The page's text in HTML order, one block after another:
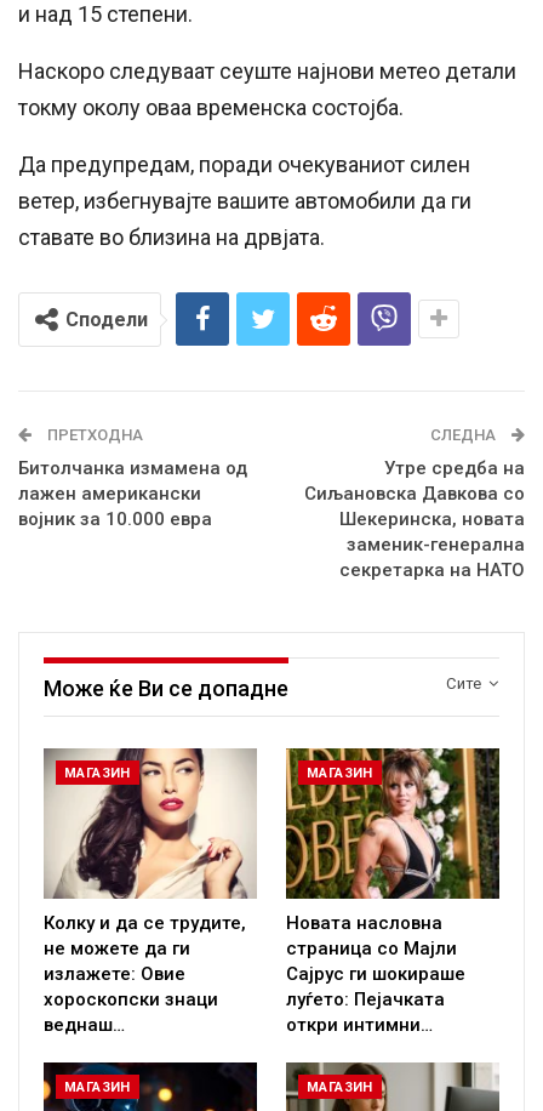
и над 15 степени.
Наскоро следуваат сеуште најнови метео детали
токму околу оваа временска состојба.
Да предупредам, поради очекуваниот силен
ветер, избегнувајте вашите автомобили да ги
ставате во близина на дрвјата.
Сподели
ПРЕТХОДНА
Битолчанка измамена од
лажен американски
војник за 10.000 евра
СЛЕДНА
Утре средба на
Сиљановска Давкова со
Шекеринска, новата
заменик-генерална
секретарка на НАТО
Сите
Може ќе Ви се допадне
МАГАЗИН
Колку и да се трудите,
не можете да ги
излажете: Овие
хороскопски знаци
веднаш…
МАГАЗИН
Новата насловна
страница со Мајли
Сајрус ги шокираше
луѓето: Пејачката
откри интимни…
МАГАЗИН МАГАЗИН